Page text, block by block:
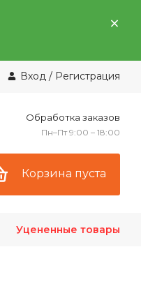
Вход / Регистрация
Обработка заказов
Пн–Пт 9:00 – 18:00
Корзина пуста
Уцененные товары